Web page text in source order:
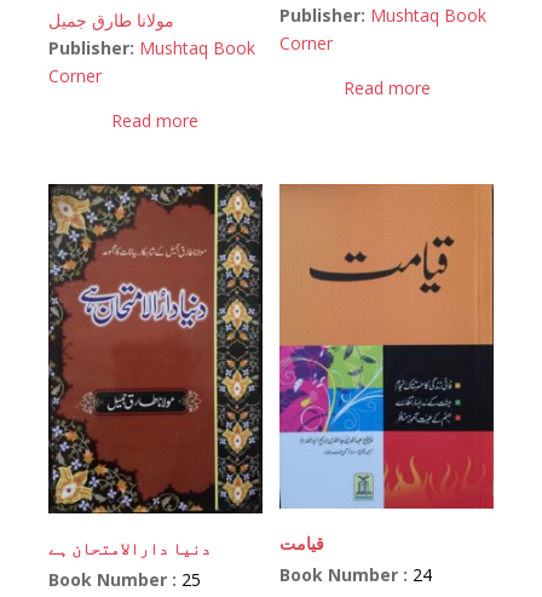
مولانا طارق جمیل
Publisher: Mushtaq Book
Corner
Read more
Publisher: Mushtaq Book
Corner
Read more
دنیا دارالامتحان ہے
Book Number : 25
قیامت
Book Number : 24